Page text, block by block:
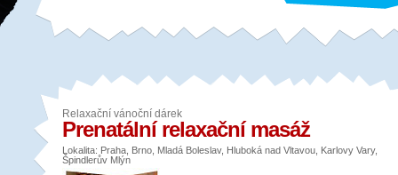
Relaxační vánoční dárek
Prenatální relaxační masáž
Lokalita: Praha, Brno, Mladá Boleslav, Hluboká nad Vltavou, Karlovy Vary,
Špindlerův Mlýn